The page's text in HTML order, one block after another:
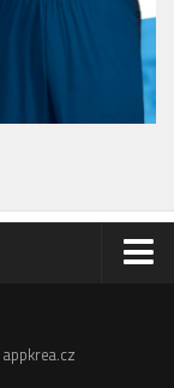
appkrea.cz